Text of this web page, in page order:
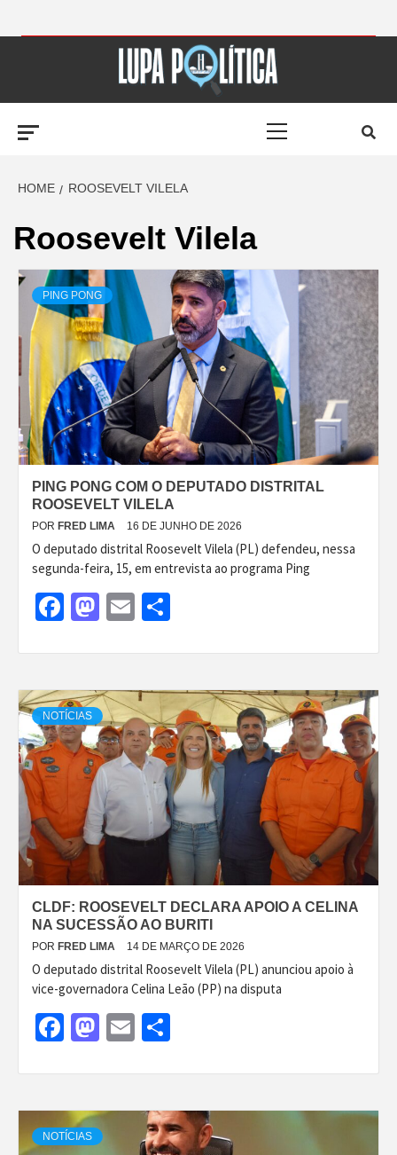
LUPA
POLÍTICA –
AMPLIANDO A
NOTÍCIA
HOME ROOSEVELT VILELA
Roosevelt Vilela
PING PONG
PING PONG COM O DEPUTADO DISTRITAL
ROOSEVELT VILELA
POR FRED LIMA 16 DE JUNHO DE 2026
O deputado distrital Roosevelt Vilela (PL) defendeu, nessa
segunda-feira, 15, em entrevista ao programa Ping
Facebook
Mastodon
Email
NOTÍCIAS
CLDF: ROOSEVELT DECLARA APOIO A CELINA
NA SUCESSÃO AO BURITI
POR FRED LIMA 14 DE MARÇO DE 2026
O deputado distrital Roosevelt Vilela (PL) anunciou apoio à
vice-governadora Celina Leão (PP) na disputa
Facebook
Mastodon
Email
NOTÍCIAS